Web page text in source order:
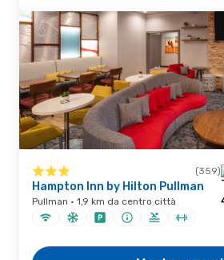
(359)
Hampton Inn by Hilton Pullman
Pullman · 1,9 km da centro città